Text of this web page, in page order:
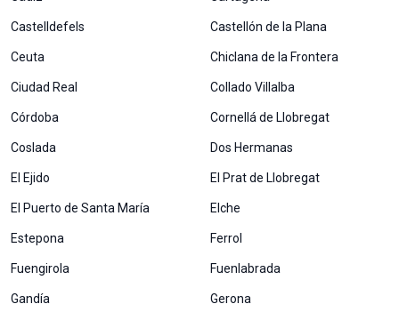
Castelldefels Castellón de la Plana
Ceuta Chiclana de la Frontera
Ciudad Real Collado Villalba
Córdoba Cornellá de Llobregat
Coslada Dos Hermanas
El Ejido El Prat de Llobregat
El Puerto de Santa María Elche
Estepona Ferrol
Fuengirola Fuenlabrada
Gandía Gerona